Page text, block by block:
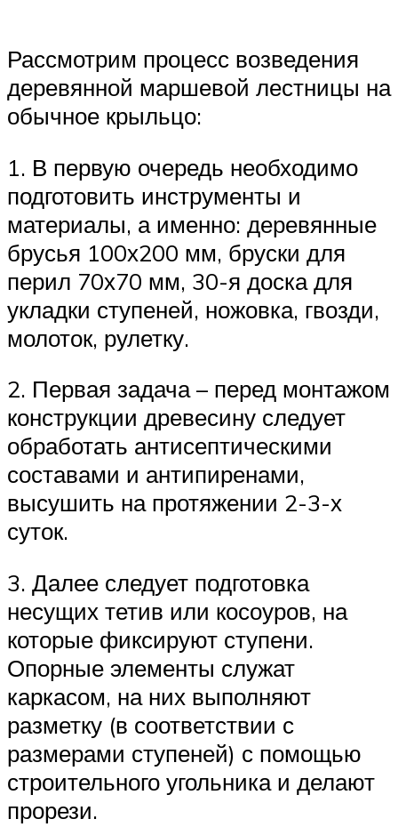
Рассмотрим процесс возведения
деревянной маршевой лестницы на
обычное крыльцо:
1. В первую очередь необходимо
подготовить инструменты и
материалы, а именно: деревянные
брусья 100х200 мм, бруски для
перил 70х70 мм, 30-я доска для
укладки ступеней, ножовка, гвозди,
молоток, рулетку.
2. Первая задача – перед монтажом
конструкции древесину следует
обработать антисептическими
составами и антипиренами,
высушить на протяжении 2-3-х
суток.
3. Далее следует подготовка
несущих тетив или косоуров, на
которые фиксируют ступени.
Опорные элементы служат
каркасом, на них выполняют
разметку (в соответствии с
размерами ступеней) с помощью
строительного угольника и делают
прорези.